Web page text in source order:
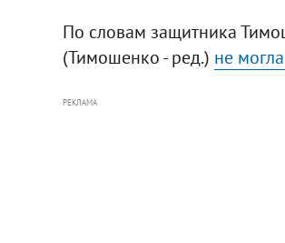
По словам защитника
(Тимошенко - ред.) не
РЕКЛАМА